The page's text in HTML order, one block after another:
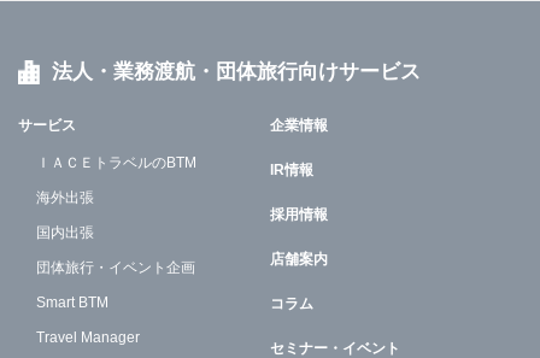
法人・業務渡航・団体旅行向けサービス
サービス
ＩＡＣＥトラベルのBTM
海外出張
国内出張
団体旅行・イベント企画
Smart BTM
Travel Manager
企業情報
IR情報
採用情報
店舗案内
コラム
セミナー・イベント